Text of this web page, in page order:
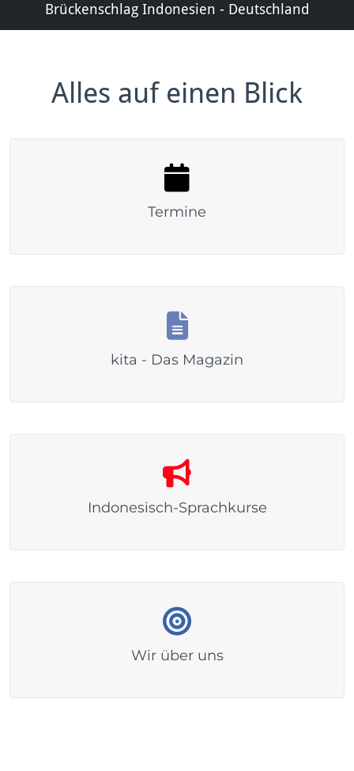
Brückenschlag Indonesien - Deutschland
Alles auf einen Blick
Termine
kita - Das Magazin
Indonesisch-Sprachkurse
Wir über uns